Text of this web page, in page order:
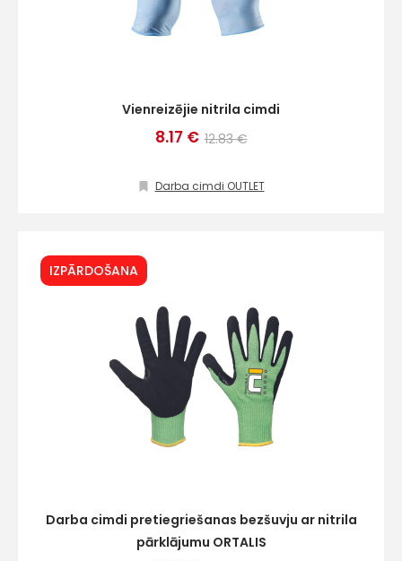
Vienreizējie nitrila cimdi
8.17 € 12.83 €
Darba cimdi OUTLET
IZPĀRDOŠANA
Darba cimdi pretiegriešanas bezšuvju ar nitrila
pārklājumu ORTALIS